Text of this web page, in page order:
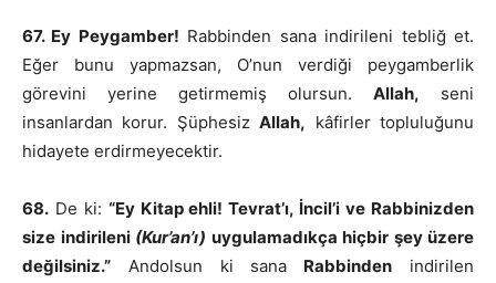
67. Ey Peygamber! Rabbinden sana indirileni tebliğ et.
Eğer bunu yapmazsan, O’nun verdiği peygamberlik
görevini yerine getirmemiş olursun. Allah, seni
insanlardan korur. ŞüphesizAllah, kâfirler topluluğunu
hidayete erdirmeyecektir.
68. De ki: “Ey Kitap ehli! Tevrat’ı, İncil’i ve Rabbinizden
size indirileni (Kur’an’ı) uygulamadıkça hiçbir şey üzere
değilsiniz.” Andolsun ki sana Rabbinden indirilen